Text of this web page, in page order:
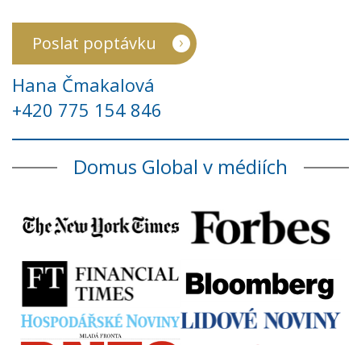
Poslat poptávku
Hana Čmakalová
+420 775 154 846
Domus Global v médiích